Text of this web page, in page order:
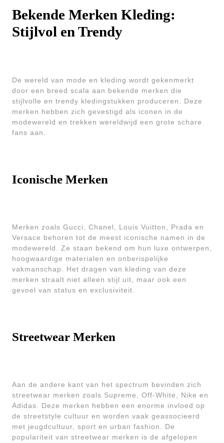
Bekende Merken Kleding:
Stijlvol en Trendy
De wereld van mode en kleding wordt gekenmerkt
door een breed scala aan bekende merken die
stijlvolle en trendy kledingstukken produceren. Deze
merken hebben zich gevestigd als iconen in de
modewereld en trekken wereldwijd een grote schare
fans aan.
Iconische Merken
Merken zoals Gucci, Chanel, Louis Vuitton, Prada en
Versace behoren tot de meest iconische namen in de
modewereld. Ze staan bekend om hun luxe ontwerpen,
hoogwaardige materialen en onberispelijke
vakmanschap. Het dragen van kleding van deze
merken straalt niet alleen stijl uit, maar ook een
gevoel van status en exclusiviteit.
Streetwear Merken
Aan de andere kant van het spectrum bevinden zich
streetwear merken zoals Supreme, Off-White, Nike en
Adidas. Deze merken hebben een enorme invloed op
de streetstyle cultuur en worden vaak geassocieerd
met jeugdcultuur, sport en urban fashion. De
populariteit van streetwear merken is de afgelopen